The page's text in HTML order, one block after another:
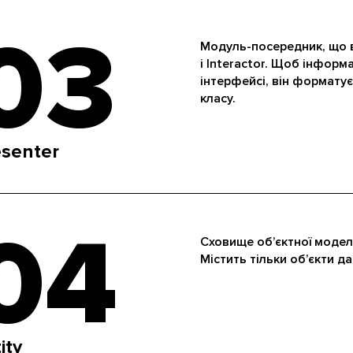
Модуль-посередник, що
і Interactor. Щоб
інтерфейсі, він
класу.
Сховище об’єктної
Містить тільки об’єкти